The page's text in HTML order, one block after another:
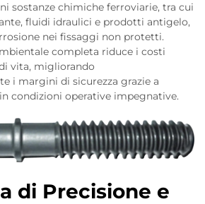
sostanze chimiche ferroviarie, tra cui
fluidi idraulici e prodotti antigelo,
nei fissaggi non protetti.
completa riduce i costi
vita, migliorando
i margini di sicurezza grazie a
condizioni operative impegnative.
di Precisione e